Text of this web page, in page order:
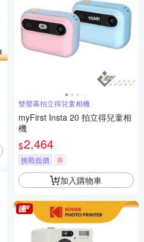
雙螢幕拍立得兒童相機
myFirst Insta 20 拍立得兒童相
機
$2,464
挑戰低價 券
加入購物車